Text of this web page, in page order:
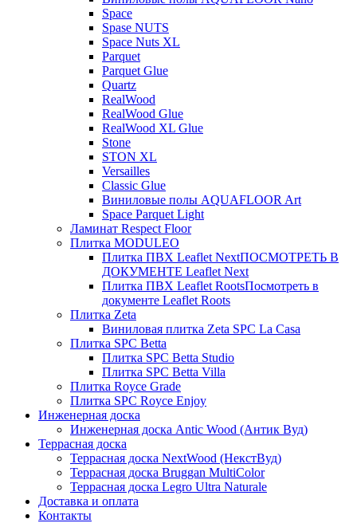
Space
Spase NUTS
Space Nuts XL
Parquet
Parquet Glue
Quartz
RealWood
RealWood Glue
RealWood XL Glue
Stone
STON XL
Versailles
Classic Glue
Виниловые полы AQUAFLOOR Art
Space Parquet Light
Ламинат Respect Floor
Плитка MODULEO
Плитка ПВХ Leaflet NextПОСМОТРЕТЬ В
ДОКУМЕНТЕ Leaflet Next
Плитка ПВХ Leaflet RootsПосмотреть в
документе Leaflet Roots
Плитка Zeta
Виниловая плитка Zeta SPC La Casa
Плитка SPC Betta
Плитка SPC Betta Studio
Плитка SPC Betta Villa
Плитка Royce Grade
Плитка SPC Royce Enjoy
Инженерная доска
Инженерная доска Antic Wood (Антик Вуд)
Террасная доска
Террасная доска NextWood (НекстВуд)
Террасная доска Bruggan MultiColor
Террасная доска Legro Ultra Naturale
Доставка и оплата
Контакты